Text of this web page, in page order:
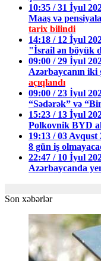
10:35 / 31 İyul
Maaş və
tarix bilindi
14:18 / 12 İyul
"İsrail ən böyük
09:00 / 29 İyul
Azərbaycanın iki
açıqlandı
09:00 / 23 İyul
“Sədərək” və
15:23 / 13 İyul
Polkovnik BYD
19:13 / 03 Avqust
8 gün iş
22:47 / 10 İyul
Azərbaycanda
Son xəbərlər